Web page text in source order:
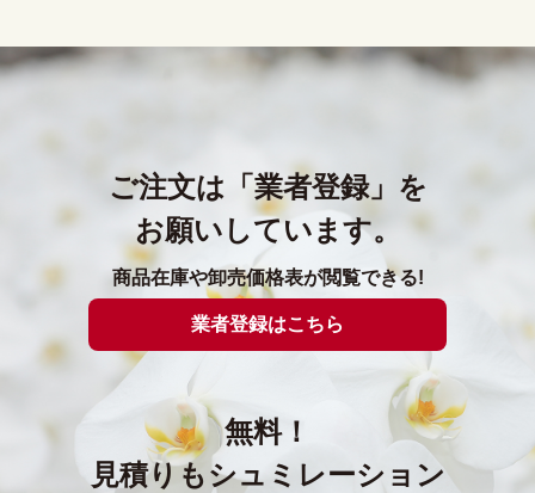
ご注文は「業者登録」を
お願いしています。
商品在庫や卸売価格表が閲覧できる!
業者登録はこちら
無料！
見積りもシュミレーション